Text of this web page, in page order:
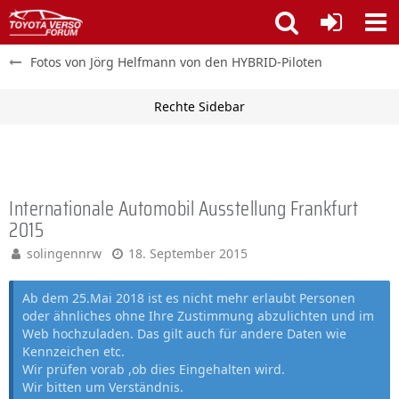
Fotos von Jörg Helfmann von den HYBRID-Piloten
Internationale Automobil Ausstellung Frankfurt
2015
solingennrw 18. September 2015
Ab dem 25.Mai 2018 ist es nicht mehr erlaubt Personen
oder ähnliches ohne Ihre Zustimmung abzulichten und im
Web hochzuladen. Das gilt auch für andere Daten wie
Kennzeichen etc.
Wir prüfen vorab ,ob dies Eingehalten wird.
Wir bitten um Verständnis.